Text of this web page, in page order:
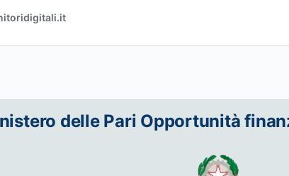
delle Pari Opportunità